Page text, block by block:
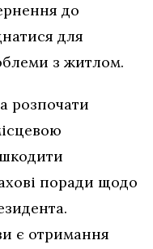
до
для
з житлом.
розпочати
поради щодо
є отримання